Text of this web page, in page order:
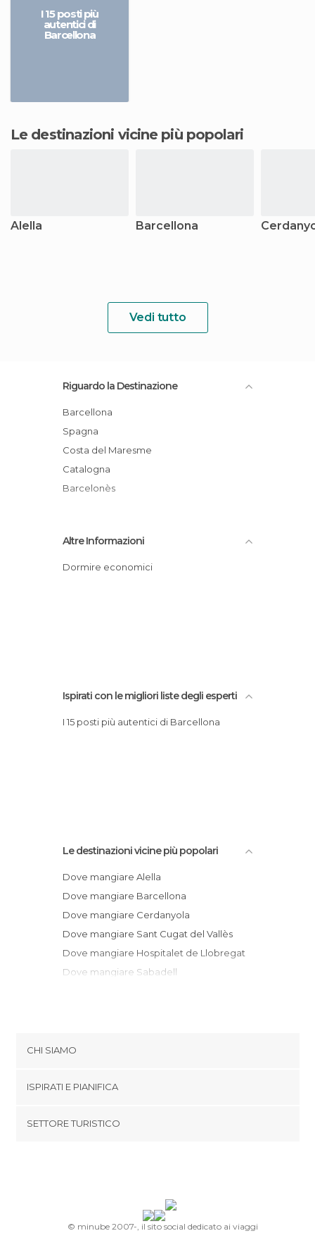
I 15 posti più
autentici di
Barcellona
Le destinazioni vicine più popolari
Alella Barcellona
Vedi tutto
Riguardo la Destinazione
Barcellona
Spagna
Costa del Maresme
Catalogna
Barcelonès
Altre Informazioni
Dormire economici
Ispirati con le migliori liste degli esperti
I 15 posti più autentici di Barcellona
Le destinazioni vicine più popolari
Dove mangiare Alella
Dove mangiare Barcellona
Dove mangiare Cerdanyola
Dove mangiare Sant Cugat del Vallès
Dove mangiare Hospitalet de Llobregat
Dove mangiare Sabadell
Dove mangiare Matarò
Dove mangiare Terrassa
Dove mangiare Castelldefels
Dove mangiare Collbató
Dove mangiare Monistrol de Montserrat
CHI SIAMO
Termini e Condizioni
ISPIRATI E PIANIFICA
SETTORE TURISTICO
© minube 2007-, il sito social dedicato ai viaggi